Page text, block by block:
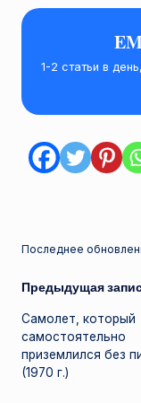
1-2 статьи в
Последнее
записи
Предыдущая
Самолет, который
самостоятельно
приземлился без
(1970 г.)